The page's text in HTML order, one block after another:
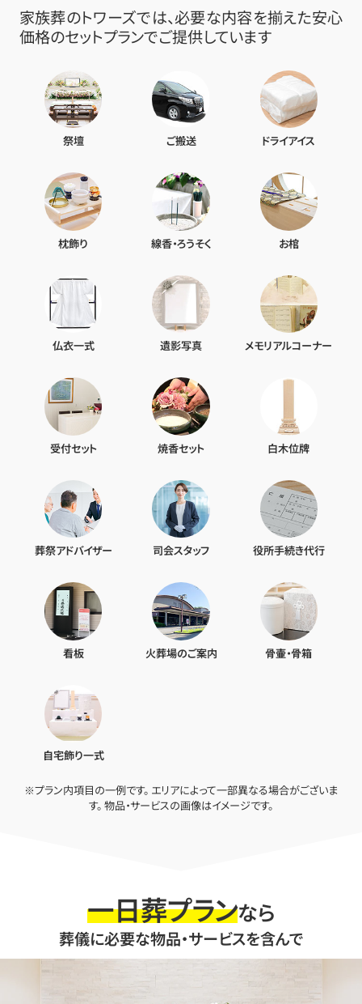
家族葬のトワーズでは、必要な内容を揃えた安心
価格のセットプランでご提供しています
祭壇 ご搬送 ドライアイス
枕飾り 線香・ろうそく お棺
仏衣一式 遺影写真 メモリアルコーナー
受付セット 焼香セット 白木位牌
葬祭アドバイザー 司会スタッフ 役所手続き代行
看板 火葬場のご案内 骨壷・骨箱
自宅飾り一式
※プラン内項目の一例です。 エリアによって一部異なる場合がございま
す。 物品・サービスの画像はイメージです。
一日葬プランなら
葬儀に必要な物品・サービスを含んで